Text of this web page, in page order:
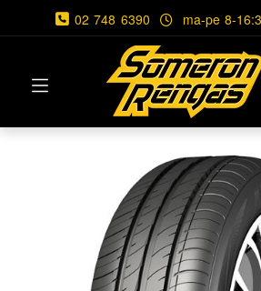
02 748 6390 ma-pe 8-